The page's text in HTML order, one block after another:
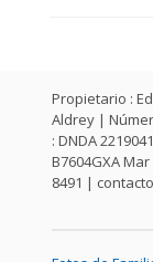
Propietario :
Aldrey |
: DNDA
B7604GXA
8491 |